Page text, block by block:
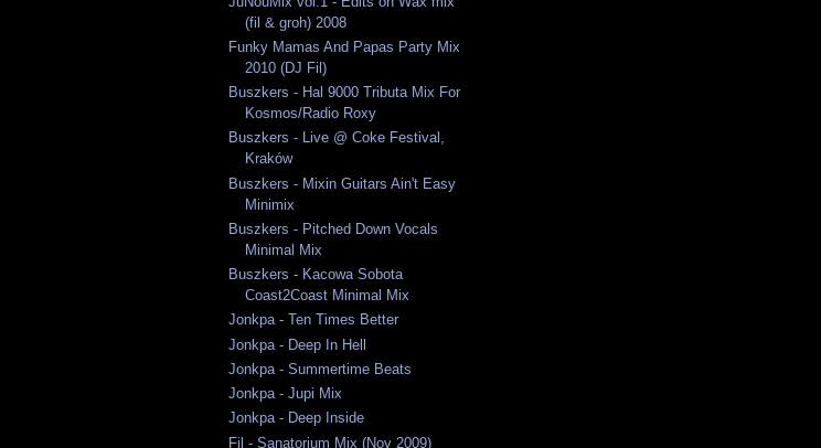
(fil & groh) 2008
Funky Mamas And Papas Party Mix
2010 (DJ Fil)
Buszkers - Hal 9000 Tributa Mix For
Kosmos/Radio Roxy
Buszkers - Live @ Coke Festival,
Kraków
Buszkers - Mixin Guitars Ain't Easy
Minimix
Buszkers - Pitched Down Vocals
Minimal Mix
Buszkers - Kacowa Sobota
Coast2Coast Minimal Mix
Jonkpa - Ten Times Better
Jonkpa - Deep In Hell
Jonkpa - Summertime Beats
Jonkpa - Jupi Mix
Jonkpa - Deep Inside
Fil - Sanatorium Mix (Nov 2009)